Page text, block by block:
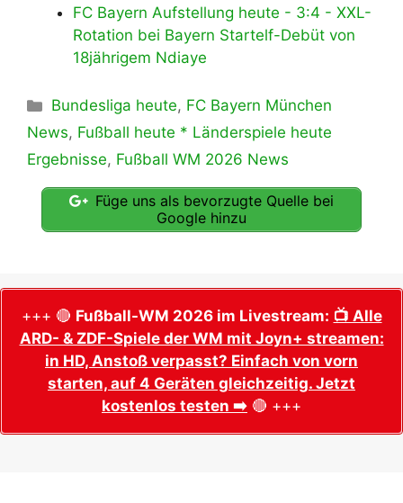
FC Bayern Aufstellung heute - 3:4 - XXL-
Rotation bei Bayern Startelf-Debüt von
18jährigem Ndiaye
Kategorien
Bundesliga heute, FC Bayern München
News, Fußball heute * Länderspiele heute
Ergebnisse, Fußball WM 2026 News
Füge uns als bevorzugte Quelle bei
Google hinzu
+++ 🔴 Fußball-WM 2026 im Livestream: 📺 Alle
ARD- & ZDF-Spiele der WM mit Joyn+ streamen:
in HD, Anstoß verpasst? Einfach von vorn
starten, auf 4 Geräten gleichzeitig. Jetzt
kostenlos testen ➡️ 🔴 +++